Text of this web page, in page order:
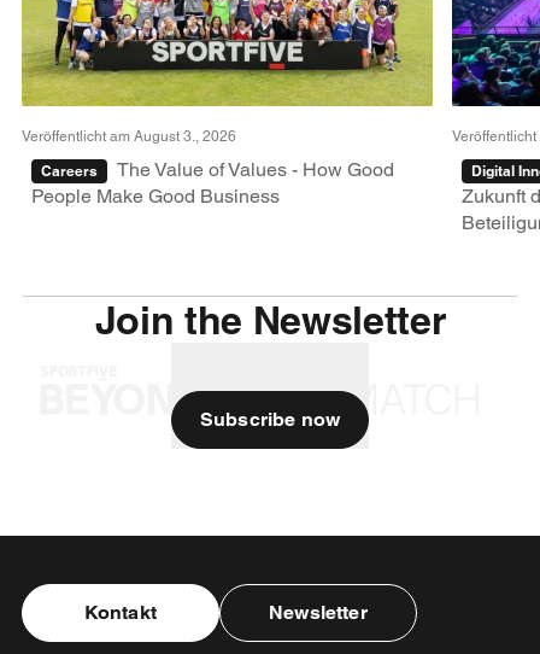
Veröffentlicht am August 3., 2026
Careers
The Value of Values - How Good
People Make Good Business
Digital
Zukunft
Join the Newsletter
Subscribe now
Kontakt Newsletter